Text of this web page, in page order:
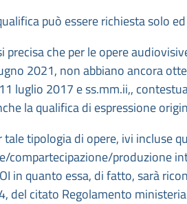
può essere richiesta solo
precisa che per le opere
2021, non abbiano ancora
luglio 2017 e ss.mm.ii,,
la qualifica di espressione
tale tipologia di opere, ivi incluse
compartecipazione/produzione
in quanto essa, di fatto, sarà
del citato Regolamento